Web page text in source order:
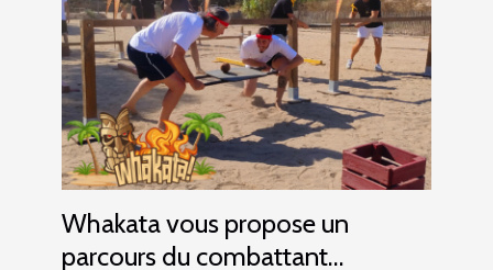
Whakata vous propose un
parcours du combattant